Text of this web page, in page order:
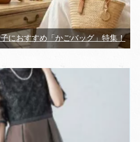
におすすめ「かごバッグ」特集！